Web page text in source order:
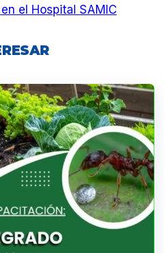
el Hospital SAMIC